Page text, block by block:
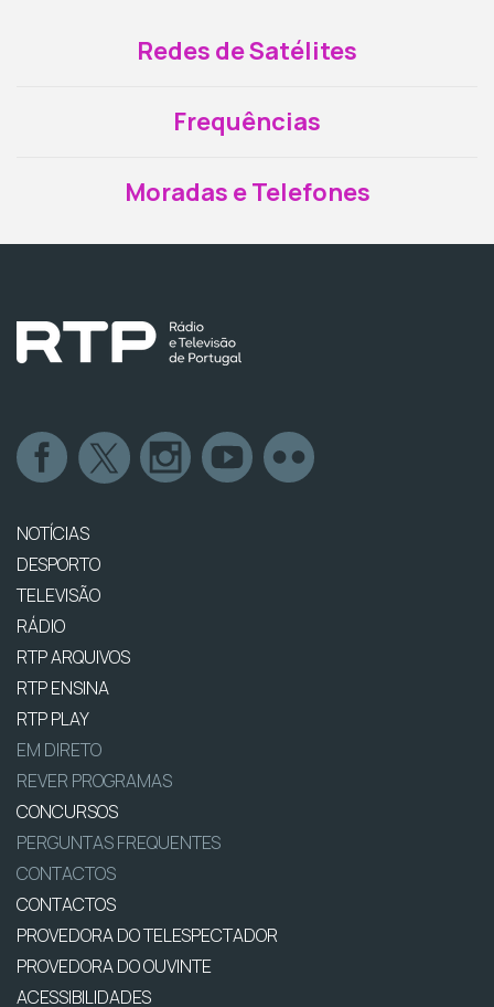
Redes de Satélites
Frequências
Moradas e Telefones
NOTÍCIAS
DESPORTO
TELEVISÃO
RÁDIO
RTP ARQUIVOS
RTP ENSINA
RTP PLAY
EM DIRETO
REVER PROGRAMAS
CONCURSOS
PERGUNTAS FREQUENTES
CONTACTOS
CONTACTOS
PROVEDORA DO TELESPECTADOR
PROVEDORA DO OUVINTE
ACESSIBILIDADES